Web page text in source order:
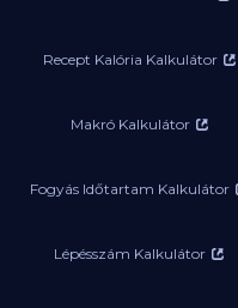
Recept Kalória Kalkulátor
Makró Kalkulátor
Fogyás Időtartam Kalkulátor
Lépésszám Kalkulátor